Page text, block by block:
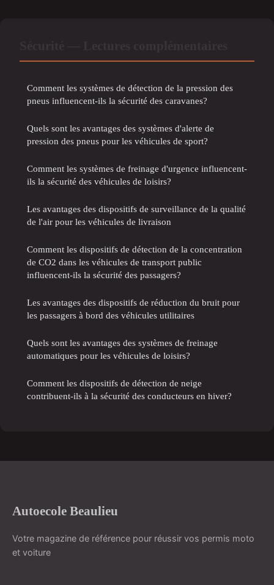
Comment les systèmes de détection de la pression des
pneus influencent-ils la sécurité des caravanes?
Quels sont les avantages des systèmes d'alerte de
pression des pneus pour les véhicules de sport?
Comment les systèmes de freinage d'urgence influencent-
ils la sécurité des véhicules de loisirs?
Les avantages des dispositifs de surveillance de la qualité
de l'air pour les véhicules de livraison
Comment les dispositifs de détection de la concentration
de CO2 dans les véhicules de transport public
influencent-ils la sécurité des passagers?
Les avantages des dispositifs de réduction du bruit pour
les passagers à bord des véhicules utilitaires
Quels sont les avantages des systèmes de freinage
automatiques pour les véhicules de loisirs?
Comment les dispositifs de détection de neige
contribuent-ils à la sécurité des conducteurs en hiver?
Autoecole Beaulieu
Votre magazine de référence pour réussir vos permis moto
et voiture